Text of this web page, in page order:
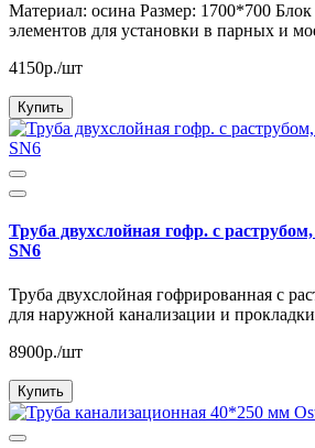
Материал: осина Размер: 1700*700
элементов для установки в парных и
4150р./шт
Купить
Труба двухслойная гофр. с
SN6
Труба двухслойная гофрированная с
для наружной канализации и
8900р./шт
Купить